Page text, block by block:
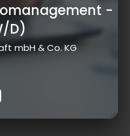
-
D)
mbH & Co. KG